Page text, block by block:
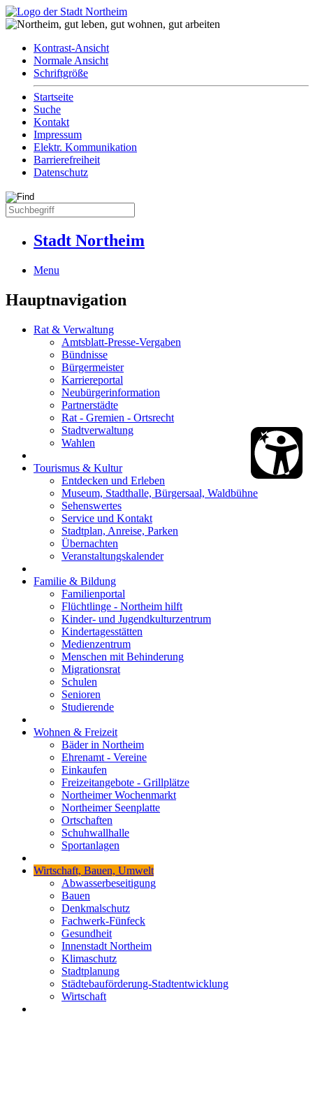
Kontrast-Ansicht
Normale Ansicht
Schriftgröße
Startseite
Suche
Kontakt
Impressum
Elektr. Kommunikation
Barrierefreiheit
Datenschutz
Stadt Northeim
Menu
Hauptnavigation
Rat & Verwaltung
Amtsblatt-Presse-Vergaben
Bündnisse
Bürgermeister
Karriereportal
Neubürgerinformation
Partnerstädte
Rat - Gremien - Ortsrecht
Stadtverwaltung
Wahlen
Tourismus & Kultur
Entdecken und Erleben
Museum, Stadthalle, Bürgersaal, Waldbühne
Sehenswertes
Service und Kontakt
Stadtplan, Anreise, Parken
Übernachten
Veranstaltungskalender
Familie & Bildung
Familienportal
Flüchtlinge - Northeim hilft
Kinder- und Jugendkulturzentrum
Kindertagesstätten
Medienzentrum
Menschen mit Behinderung
Migrationsrat
Schulen
Senioren
Studierende
Wohnen & Freizeit
Bäder in Northeim
Ehrenamt - Vereine
Einkaufen
Freizeitangebote - Grillplätze
Northeimer Wochenmarkt
Northeimer Seenplatte
Ortschaften
Schuhwallhalle
Sportanlagen
Wirtschaft, Bauen, Umwelt
Abwasserbeseitigung
Bauen
Denkmalschutz
Fachwerk-Fünfeck
Gesundheit
Innenstadt Northeim
Klimaschutz
Stadtplanung
Städtebauförderung-Stadtentwicklung
Wirtschaft